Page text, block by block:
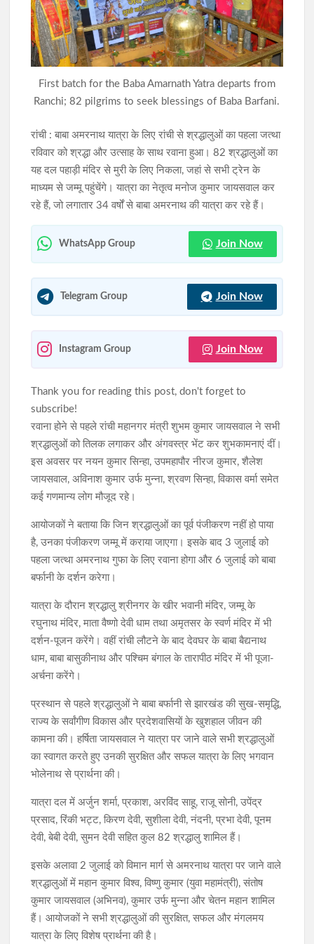
राहे हत्याकांड का खुलासा: मुख्य आरोपी समेत तीन गिरफ्तार, हत्या में प्रयुक्त
फरसा बरामद
सिमडेगा में डीएलएमसी बैठक: न्यायिक व्यवस्था को अधिक प्रभावी बनाने पर
जोर, 50 से अधिक एजेंडों की समीक्षा
First batch for the Baba Amarnath Yatra departs from
Ranchi; 82 pilgrims to seek blessings of Baba Barfani.
रांची : बाबा अमरनाथ यात्रा के लिए रांची से श्रद्धालुओं का पहला जत्था
रविवार को श्रद्धा और उत्साह के साथ रवाना हुआ। 82 श्रद्धालुओं का
यह दल पहाड़ी मंदिर से मुरी के लिए निकला, जहां से सभी ट्रेन के
माध्यम से जम्मू पहुंचेंगे। यात्रा का नेतृत्व मनोज कुमार जायसवाल कर
रहे हैं, जो लगातार 34 वर्षों से बाबा अमरनाथ की यात्रा कर रहे हैं।
WhatsApp Group Join Now
Telegram Group Join Now
Instagram Group Join Now
Thank you for reading this post, don't forget to
subscribe!
रवाना होने से पहले रांची महानगर मंत्री शुभम कुमार जायसवाल ने सभी
श्रद्धालुओं को तिलक लगाकर और अंगवस्त्र भेंट कर शुभकामनाएं दीं।
इस अवसर पर नयन कुमार सिन्हा, उपमहापौर नीरज कुमार, शैलेश
जायसवाल, अविनाश कुमार उर्फ मुन्ना, श्रवण सिन्हा, विकास वर्मा समेत
कई गणमान्य लोग मौजूद रहे।
आयोजकों ने बताया कि जिन श्रद्धालुओं का पूर्व पंजीकरण नहीं हो पाया
है, उनका पंजीकरण जम्मू में कराया जाएगा। इसके बाद 3 जुलाई को
पहला जत्था अमरनाथ गुफा के लिए रवाना होगा और 6 जुलाई को बाबा
बर्फानी के दर्शन करेगा।
यात्रा के दौरान श्रद्धालु श्रीनगर के खीर भवानी मंदिर, जम्मू के
रघुनाथ मंदिर, माता वैष्णो देवी धाम तथा अमृतसर के स्वर्ण मंदिर में भी
दर्शन-पूजन करेंगे। वहीं रांची लौटने के बाद देवघर के बाबा बैद्यनाथ
धाम, बाबा बासुकीनाथ और पश्चिम बंगाल के तारापीठ मंदिर में भी पूजा-
अर्चना करेंगे।
प्रस्थान से पहले श्रद्धालुओं ने बाबा बर्फानी से झारखंड की सुख-समृद्धि,
राज्य के सर्वांगीण विकास और प्रदेशवासियों के खुशहाल जीवन की
कामना की। हर्षिता जायसवाल ने यात्रा पर जाने वाले सभी श्रद्धालुओं
का स्वागत करते हुए उनकी सुरक्षित और सफल यात्रा के लिए भगवान
भोलेनाथ से प्रार्थना की।
यात्रा दल में अर्जुन शर्मा, प्रकाश, अरविंद साहू, राजू सोनी, उपेंद्र
प्रसाद, रिंकी भट्ट, किरण देवी, सुशीला देवी, नंदनी, प्रभा देवी, पूनम
देवी, बेबी देवी, सुमन देवी सहित कुल 82 श्रद्धालु शामिल हैं।
इसके अलावा 2 जुलाई को विमान मार्ग से अमरनाथ यात्रा पर जाने वाले
श्रद्धालुओं में महान कुमार विश्व, विष्णु कुमार (युवा महामंत्री), संतोष
कुमार जायसवाल (अभिनव), कुमार उर्फ मुन्ना और चेतन महान शामिल
हैं। आयोजकों ने सभी श्रद्धालुओं की सुरक्षित, सफल और मंगलमय
यात्रा के लिए विशेष प्रार्थना की है।